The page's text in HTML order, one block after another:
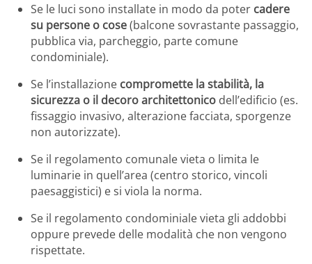
Se le luci sono installate in modo da poter cadere
su persone o cose(balcone sovrastante passaggio,
pubblica via, parcheggio, parte comune
condominiale).
Se l’installazione compromette la stabilità, la
sicurezza o il decoro architettonico dell’edificio (es.
fissaggio invasivo, alterazione facciata, sporgenze
non autorizzate).
Se il regolamento comunale vieta o limita le
luminarie in quell’area (centro storico, vincoli
paesaggistici) e si viola la norma.
Se il regolamento condominiale vieta gli addobbi
oppure prevede delle modalità che non vengono
rispettate.